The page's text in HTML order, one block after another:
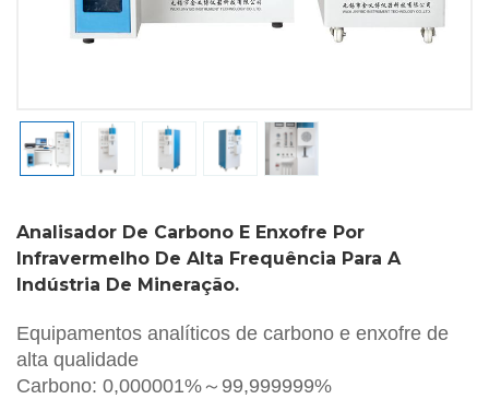
Analisador De Carbono E Enxofre Por
Infravermelho De Alta Frequência Para A
Indústria De Mineração.
Equipamentos analíticos de carbono e enxofre de
alta qualidade
Carbono: 0,000001%～99,999999%